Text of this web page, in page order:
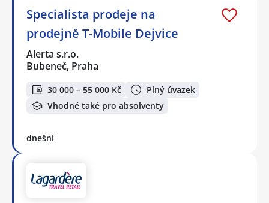
Specialista prodeje na
prodejně T-Mobile Dejvice
Alerta s.r.o.
Bubeneč, Praha
30 000 – 55 000 Kč
Plný úvazek
Vhodné také pro absolventy
dnešní